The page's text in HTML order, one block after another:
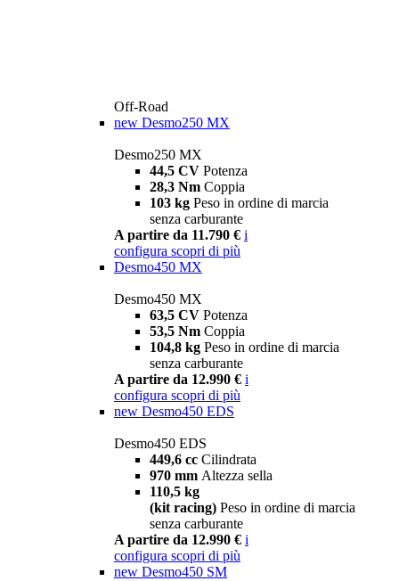
Off-Road
new Desmo250 MX
Desmo250 MX
44,5 CV Potenza
28,3 Nm Coppia
103 kg Peso in ordine di marcia
senza carburante
A partire da 11.790 € i
configura scopri di più
Desmo450 MX
Desmo450 MX
63,5 CV Potenza
53,5 Nm Coppia
104,8 kg Peso in ordine di marcia
senza carburante
A partire da 12.990 € i
configura scopri di più
new Desmo450 EDS
Desmo450 EDS
449,6 cc Cilindrata
970 mm Altezza sella
110,5 kg
(kit racing) Peso in ordine di marcia
senza carburante
A partire da 12.990 € i
configura scopri di più
new Desmo450 SM